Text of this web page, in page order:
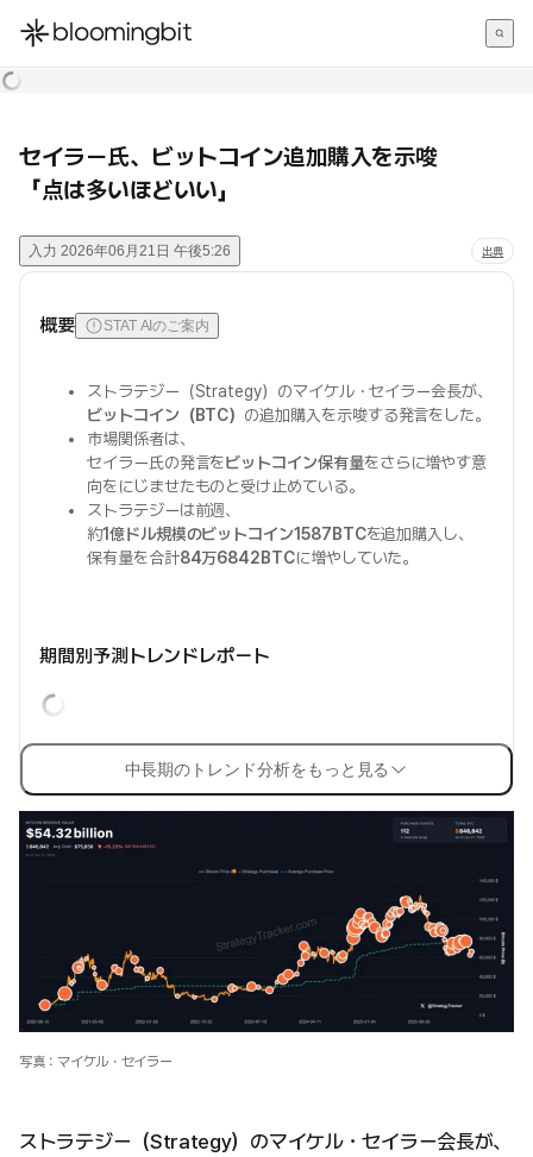
한국어
セイラー氏、ビットコイン追加購入を示唆
「点は多いほどいい」
入力 2026年06月21日 午後5:26 出典
概要 STAT AIのご案内
ストラテジー（Strategy）のマイケル・セイラー会長が、
ビットコイン（BTC） の追加購入を示唆する発言をした。
市場関係者は、
セイラー氏の発言をビットコイン保有量をさらに増やす意
向をにじませたものと受け止めている。
ストラテジーは前週、
約1億ドル規模のビットコイン1587BTCを追加購入し、
保有量を合計84万6842BTCに増やしていた。
期間別予測トレンドレポート
中長期のトレンド分析をもっと見る
写真：マイケル・セイラー
ストラテジー（Strategy）のマイケル・セイラー会長が、